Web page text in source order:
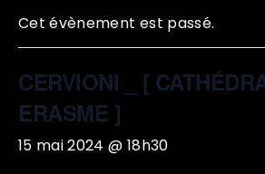
Cet évènement est passé.
CERVIONI _ [
ERASME ]
15 mai 2024 @ 18h30